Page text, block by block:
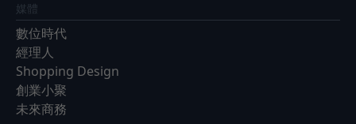
媒體
數位時代
經理人
Shopping Design
創業小聚
未來商務